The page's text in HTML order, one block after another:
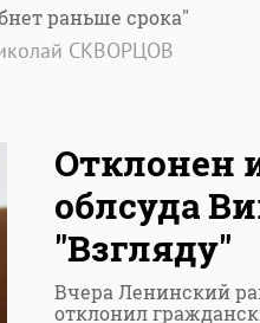
раньше срока"
СКВОРЦОВ
Отклонен
облсуда
"Взгляду"
Вчера Ленинский
отклонил